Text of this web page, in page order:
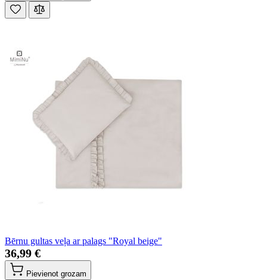
Bērnu gultas veļa ar palags "Royal beige"
36,99 €
Pievienot grozam